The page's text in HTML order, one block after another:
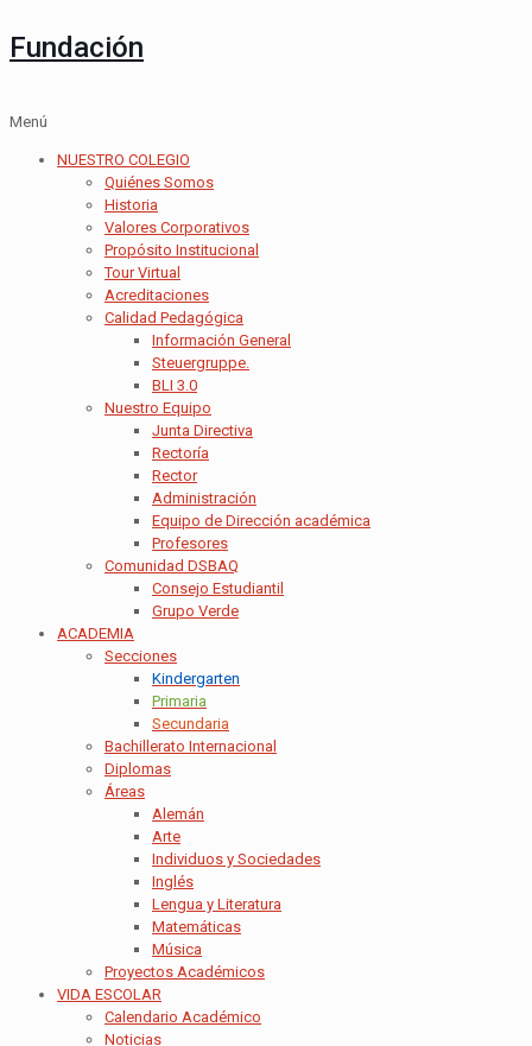
Fundación
Menú
NUESTRO COLEGIO
Quiénes Somos
Historia
Valores Corporativos
Propósito Institucional
Tour Virtual
Acreditaciones
Calidad Pedagógica
Información General
Steuergruppe.
BLI 3.0
Nuestro Equipo
Junta Directiva
Rectoría
Rector
Administración
Equipo de Dirección académica
Profesores
Comunidad DSBAQ
Consejo Estudiantil
Grupo Verde
ACADEMIA
Secciones
Kindergarten
Primaria
Secundaria
Bachillerato Internacional
Diplomas
Áreas
Alemán
Arte
Individuos y Sociedades
Inglés
Lengua y Literatura
Matemáticas
Música
Proyectos Académicos
VIDA ESCOLAR
Calendario Académico
Noticias